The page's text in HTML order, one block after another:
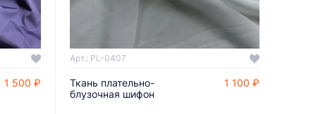
1 500 ₽
ДОБАВИТЬ В КОРЗИНУ
Арт.: PL-0407
Ткань плательно-
блузочная шифон
1 100 ₽